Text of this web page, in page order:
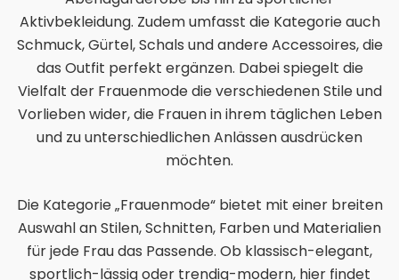
Aktivbekleidung. Zudem umfasst die Kategorie auch
Schmuck, Gürtel, Schals und andere Accessoires, die
das Outfit perfekt ergänzen. Dabei spiegelt die
Vielfalt der Frauenmode die verschiedenen Stile und
Vorlieben wider, die Frauen in ihrem täglichen Leben
und zu unterschiedlichen Anlässen ausdrücken
möchten.
Die Kategorie „Frauenmode“ bietet mit einer breiten
Auswahl an Stilen, Schnitten, Farben und Materialien
für jede Frau das Passende. Ob klassisch-elegant,
sportlich-lässig oder trendig-modern, hier findet